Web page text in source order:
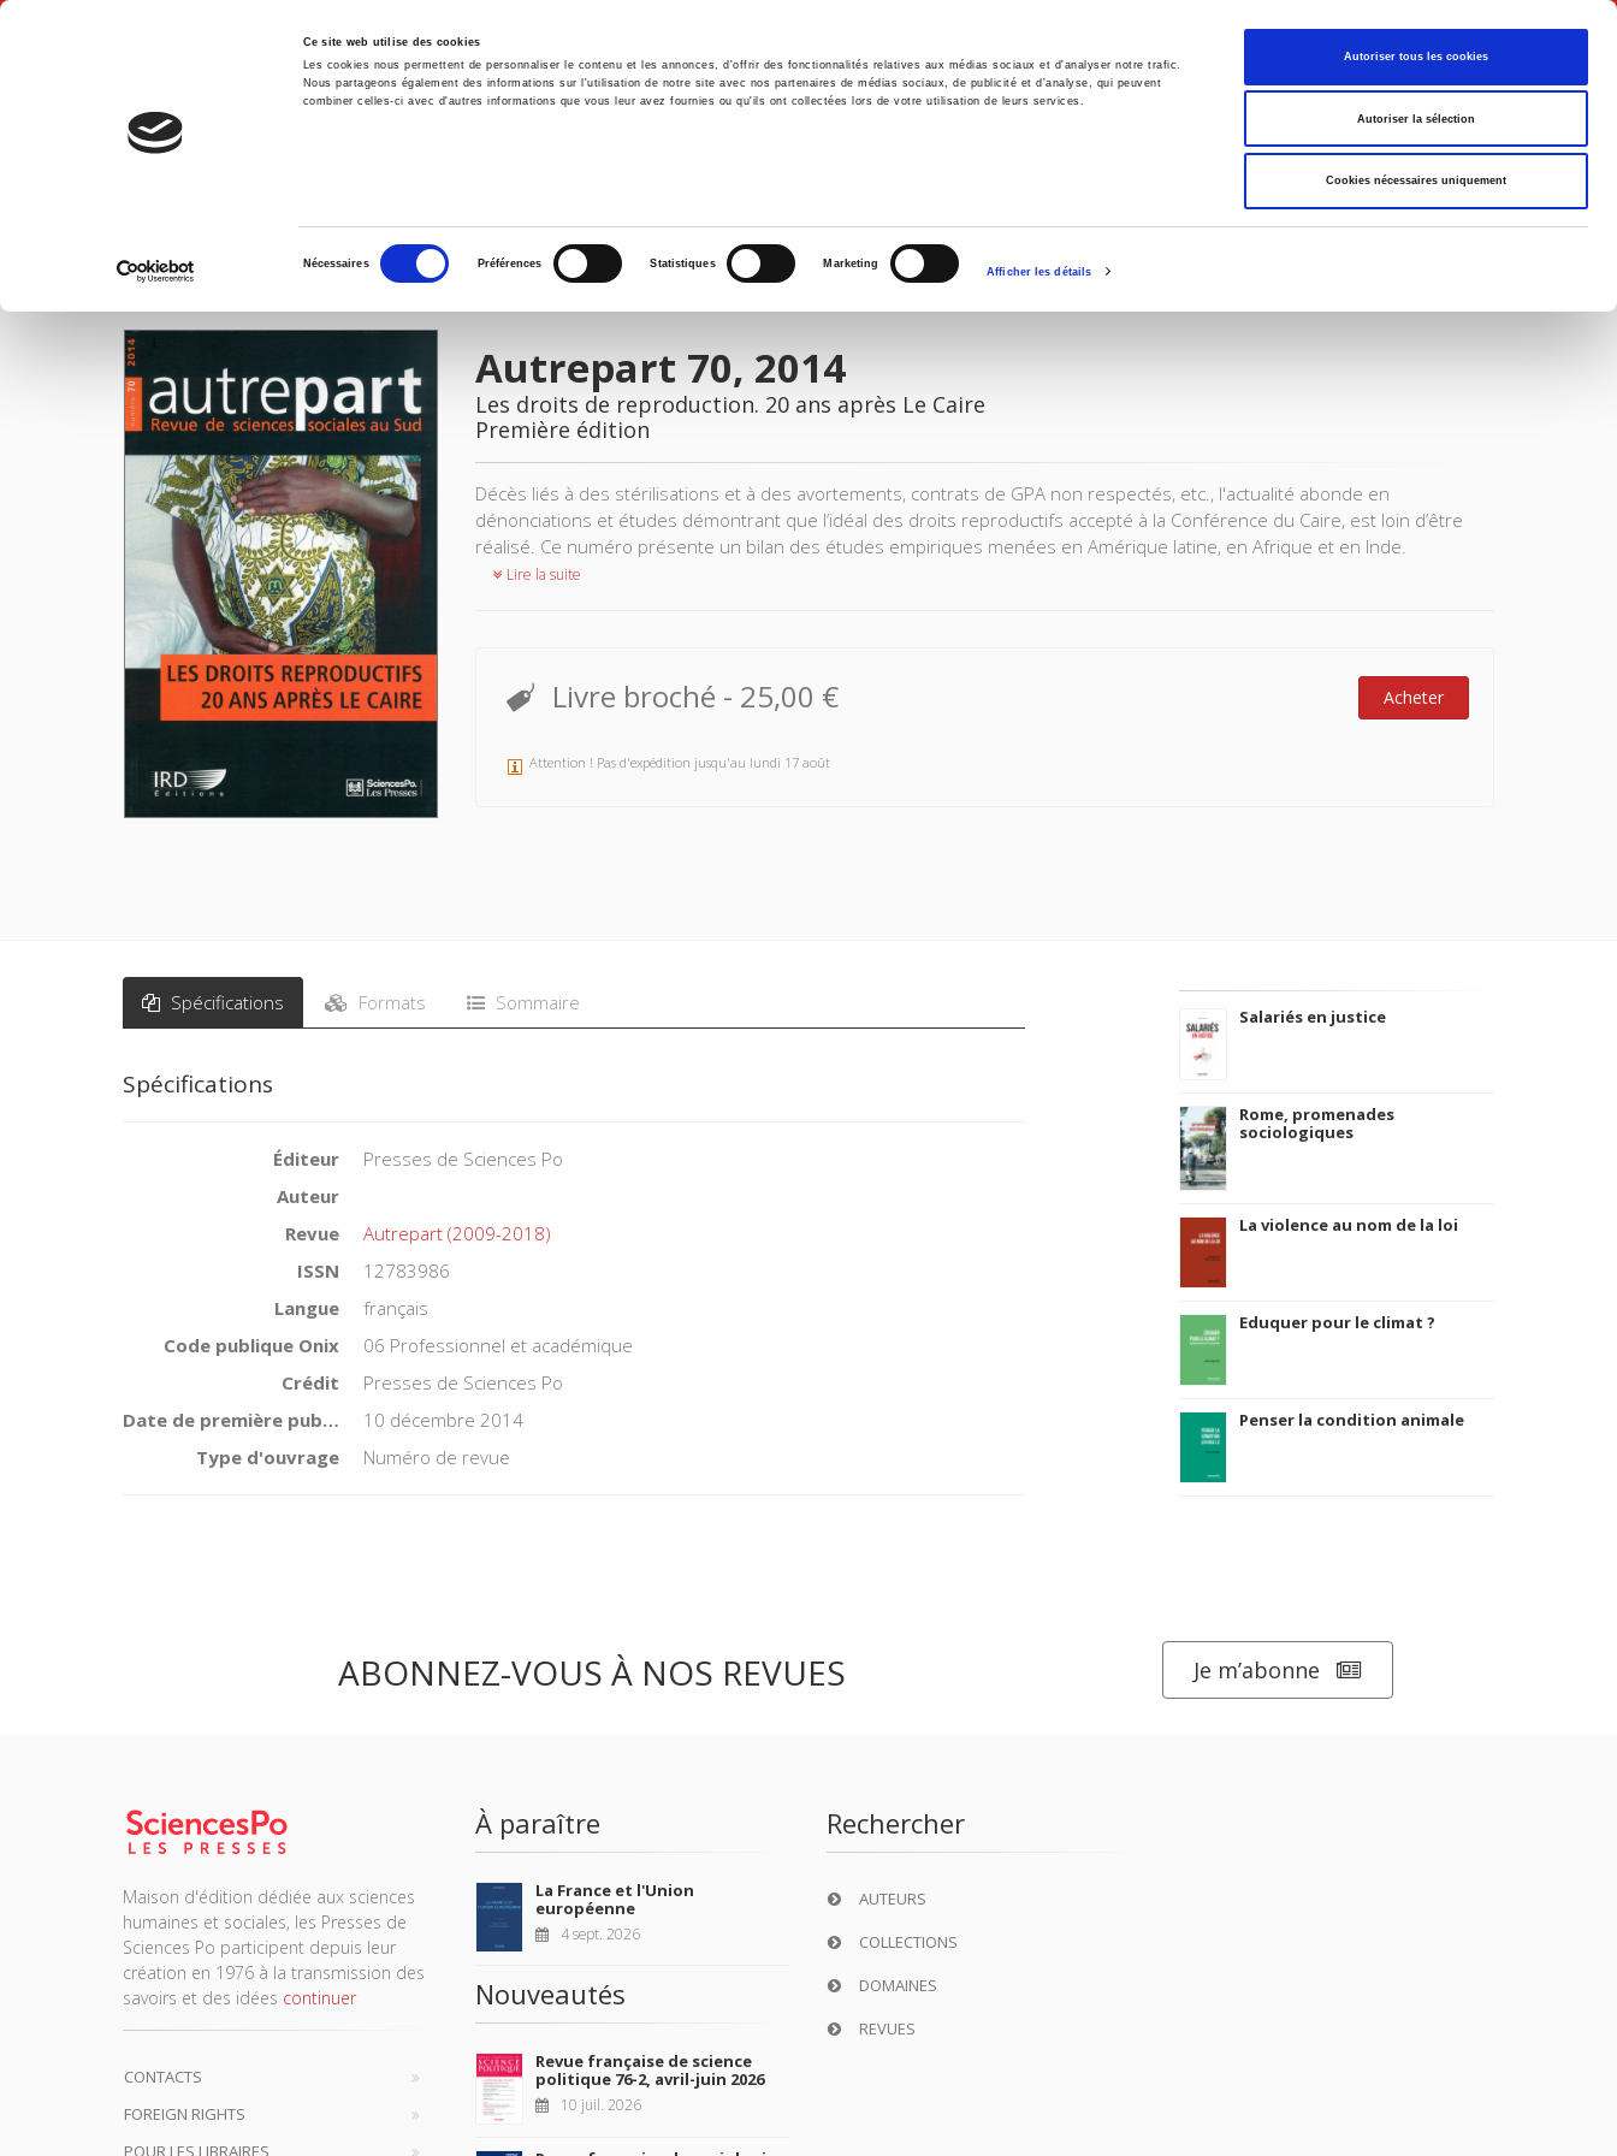
Ce site web utilise des cookies
Les cookies nous permettent de personnaliser le contenu et les annonces, d'offrir des fonctionnalités relatives aux médias sociaux et d'analyser notre trafic.
Nous partageons également des informations sur l'utilisation de notre site avec nos partenaires de médias sociaux, de publicité et d'analyse, qui peuvent
combiner celles-ci avec d'autres informations que vous leur avez fournies ou qu'ils ont collectées lors de votre utilisation de leurs services.
consentement
Nécessaires Préférences Statistiques Marketing
Afficher les détails
Autoriser tous les cookies
Autoriser la sélection
Cookies nécessaires uniquement
Français
Accueil Environnement Histoire International
IMAGES
Autrepart 70, 2014
Les droits de reproduction. 20 ans après Le Caire
Première édition
Décès liés à des stérilisations et à des avortements, contrats de GPA non respectés, etc., l'actualité abonde en
dénonciations et études démontrant que l’idéal des droits reproductifs accepté à la Conférence du Caire, est loin d’être
réalisé. Ce numéro présente un bilan des études empiriques menées en Amérique latine, en Afrique et en Inde.
Lire la suite
Livre broché - 25,00 € Acheter
Attention ! Pas d'expédition jusqu'au lundi 17 août
Spécifications Formats Sommaire
Spécifications
Éditeur
Presses de Sciences Po
Auteur
Revue
Autrepart (2009-2018)
ISSN
12783986
Langue
français
Code publique Onix
06 Professionnel et académique
Crédit
Presses de Sciences Po
Date de première publication du titre
10 décembre 2014
Type d'ouvrage
Numéro de revue
Salariés en justice
Rome, promenades
sociologiques
La violence au nom de la loi
Eduquer pour le climat ?
Penser la condition animale
ABONNEZ-VOUS À NOS REVUES Je m’abonne
Maison d'édition dédiée aux sciences
humaines et sociales, les Presses de
Sciences Po participent depuis leur
création en 1976 à la transmission des
savoirs et des idées continuer
CONTACTS
FOREIGN RIGHTS
POUR LES LIBRAIRES
À paraître
La France et l'Union
européenne
4 sept. 2026
Nouveautés
Revue française de science
politique 76-2, avril-juin 2026
10 juil. 2026
Rechercher
AUTEURS
COLLECTIONS
DOMAINES
REVUES